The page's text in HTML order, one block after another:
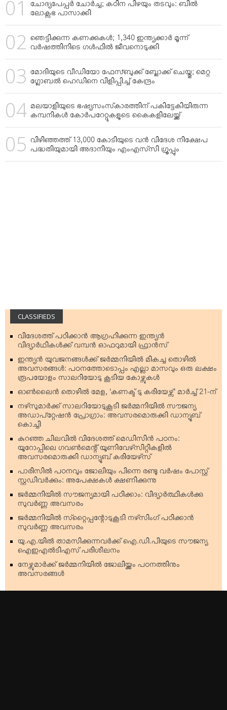
ചോദ്യപേപ്പര്‍ ചോര്‍ച്ച; കഠിന പിഴയും തടവും: ബില്‍
ലോക്സഭ പാസാക്കി
ഞെട്ടിക്കുന്ന കണക്കുകള്‍; 1,340 ഇന്ത്യക്കാര്‍ മൂന്ന്
വര്‍ഷത്തിനിടെ ഗള്‍ഫില്‍ ജീവനൊടുക്കി
മോദിയുടെ വീഡിയോ ഫേസ്ബുക്ക് ബ്ലോക്ക് ചെയ്തു; മെറ്റ
ഗ്ലോബല്‍ ഹെഡിനെ വിളിപ്പിച്ച് കേന്ദ്രം
മലയാളിയുടെ ഭഷ്യസംസ്‌കാരത്തിന് പകിട്ടേകിയിരുന്ന
കമ്പനികള്‍ കോര്‍പറേറ്റുകളുടെ കൈകളിലേയ്ക്ക്
വിഴിഞ്ഞത്ത് 13,000 കോടിയുടെ വന്‍ വിദേശ നിക്ഷേപ
പദ്ധതിയുമായി അദാനിയും എംഎസ്‌സി ഗ്രൂപ്പും
CLASSIFIEDS
വിദേശത്ത് പഠിക്കാന്‍ ആഗ്രഹിക്കുന്ന ഇന്ത്യന്‍
വിദ്യാര്‍ഥികള്‍ക്ക് വമ്പന്‍ ഓഫറുമായി ഫ്രാന്‍സ്
ഇന്ത്യന്‍ യുവജനങ്ങള്‍ക്ക് ജര്‍മ്മനിയില്‍ മികച്ച തൊഴില്‍
അവസരങ്ങള്‍: പഠനത്തോടൊപ്പം എല്ലാ മാസവും ഒരു ലക്ഷം
രൂപയോളം സാലറിയോടു കൂടിയ കോഴ്സുകള്‍
ഓണ്‍ലൈന്‍ തൊഴില്‍ മേള, ‘കണക്ട് ടു കരിയേഴ്സ്’ മാര്‍ച്ച് 21-ന്
നഴ്‌സുമാര്‍ക്ക് സാലറിയോടുകൂടി ജര്‍മ്മനിയില്‍ സൗജന്യ
അഡാപ്റ്റേഷന്‍ പ്രോഗ്രാം: അവസരമൊരുക്കി ഡാന്യൂബ്
കൊച്ചി
കുറഞ്ഞ ചിലവില്‍ വിദേശത്ത് മെഡിസിന്‍ പഠനം:
യൂറോപ്പിലെ ഗവണ്‍മെന്റ് യൂണിവേഴ്‌സിറ്റികളില്‍
അവസരമൊരുക്കി ഡാന്യൂബ് കരിയേഴ്‌സ്
പാരിസില്‍ പഠനവും ജോലിയും പിന്നെ രണ്ടു വര്‍ഷം പോസ്റ്റ്
സ്റ്റഡിവര്‍ക്കും: അപേക്ഷകള്‍ ക്ഷണിക്കുന്നു
ജര്‍മ്മനിയില്‍ സൗജന്യമായി പഠിക്കാം: വിദ്യാര്‍ത്ഥികള്‍ക്കു
സുവര്‍ണ്ണ അവസരം
ജര്‍മ്മനിയില്‍ സ്‌റ്റൈപ്പന്റോടുകൂടി നഴ്‌സിംഗ് പഠിക്കാന്‍
സുവര്‍ണ്ണ അവസരം
യു.എ.യില്‍ താമസിക്കുന്നവര്‍ക്ക് ഐ.ഡി.പിയുടെ സൗജന്യ
ഐഇഎല്‍ടിഎസ് പരിശീലനം
നേഴ്സുമാര്‍ക്ക് ജര്‍മ്മനിയില്‍ ജോലിയ്ക്കും പഠനത്തിനും
അവസരങ്ങള്‍